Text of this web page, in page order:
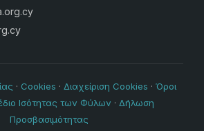
· Cookies · Διαχείριση Cookies · Όροι
Ισότητας των Φύλων · Δήλωση
Προσβασιμότητας